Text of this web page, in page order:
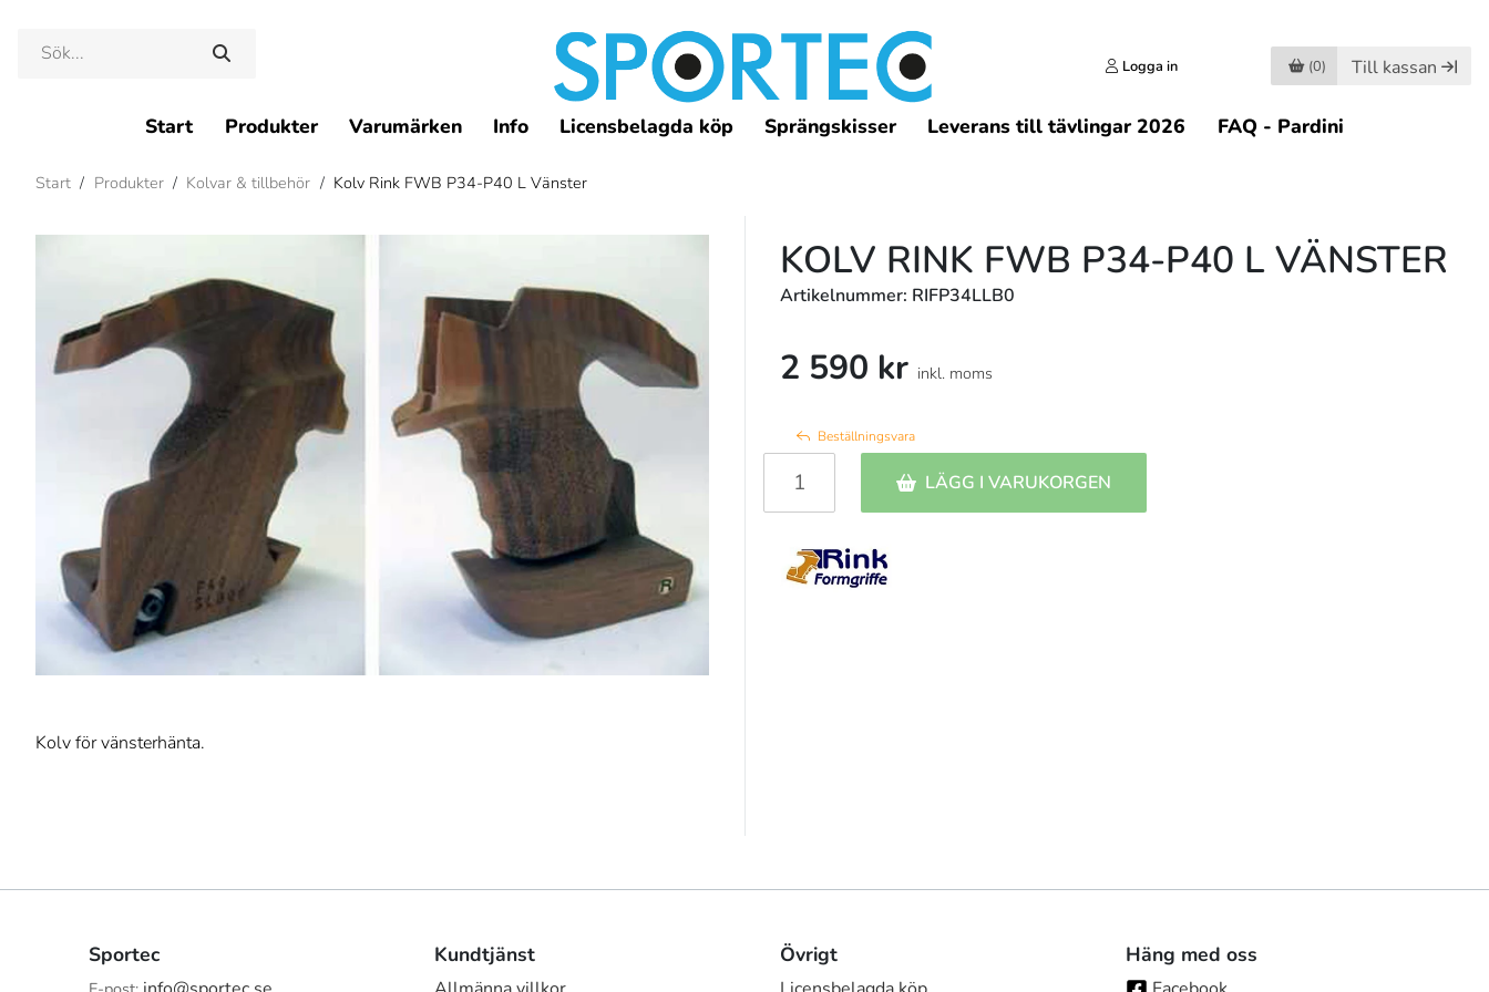
Logga in (0) Till kassan
Start Produkter Varumärken Info Licensbelagda köp Sprängskisser Leverans till tävlingar 2026 FAQ - Pardini
Start / Produkter / Kolvar & tillbehör / Kolv Rink FWB P34-P40 L Vänster
KOLV RINK FWB P34-P40 L VÄNSTER
Artikelnummer: RIFP34LLB0
2 590 kr inkl. moms
Beställningsvara
LÄGG I VARUKORGEN
Kolv för vänsterhänta.
Sportec Kundtjänst Övrigt Häng med oss